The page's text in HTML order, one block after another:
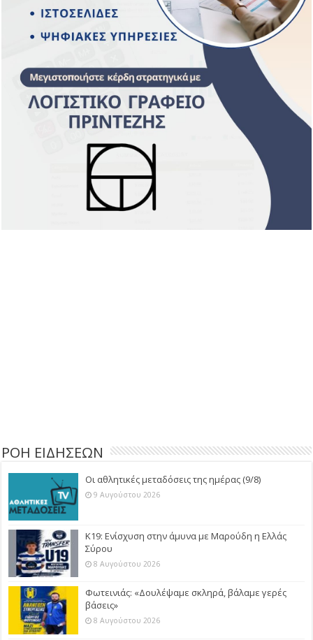
ΡΟΗ ΕΙΔΗΣΕΩΝ
Οι αθλητικές μεταδόσεις της ημέρας (9/8)
9 Αυγούστου 2026
Κ19: Ενίσχυση στην άμυνα με Μαρούδη η Ελλάς
Σύρου
8 Αυγούστου 2026
Φωτεινιάς: «Δουλέψαμε σκληρά, βάλαμε γερές
βάσεις»
8 Αυγούστου 2026